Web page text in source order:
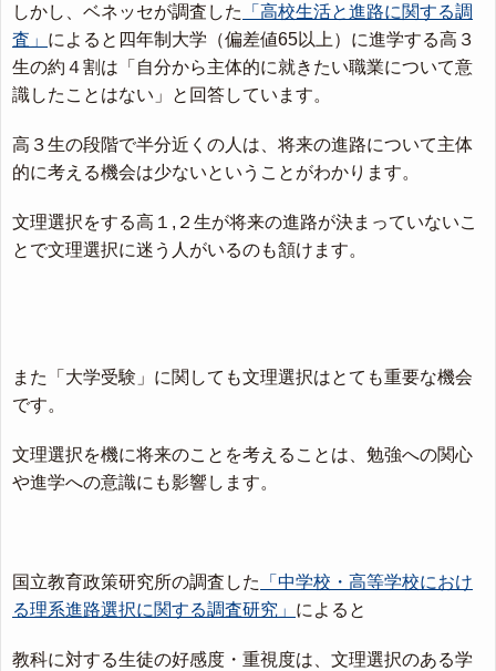
しかし、ベネッセが調査した
「高校生活と進路に関する調
査」 によると四年制大学（偏差値65以上）に進学する高３
生の約４割は「自分から主体的に就きたい職業について意
識したことはない」と回答しています。
高３生の段階で半分近くの人は、将来の進路について主体
的に考える機会は少ないということがわかります。
文理選択をする高１,２生が将来の進路が決まっていないこ
とで文理選択に迷う人がいるのも頷けます。
また「大学受験」に関しても文理選択はとても重要な機会
です。
文理選択を機に将来のことを考えることは、勉強への関心
や進学への意識にも影響します。
国立教育政策研究所の調査した
「中学校・高等学校におけ
る理系進路選択に関する調査研究」 によると
教科に対する生徒の好感度・重視度は、文理選択のある学